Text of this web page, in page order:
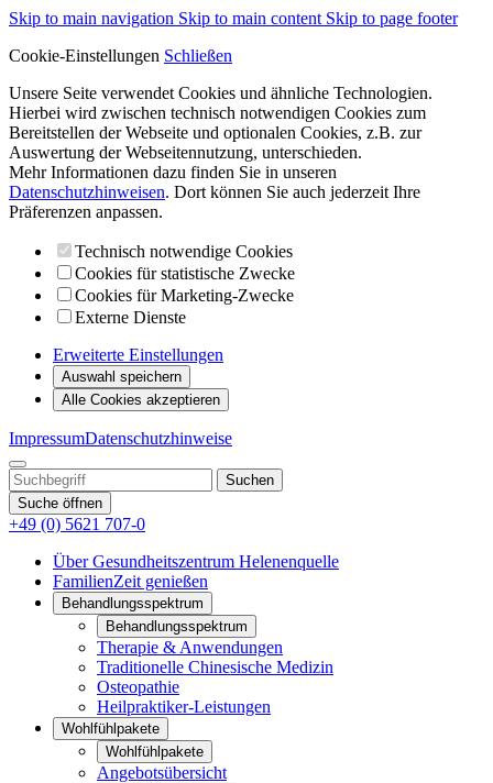
Skip to main navigation Skip to main content Skip to page footer
Cookie-Einstellungen Schließen
Unsere Seite verwendet Cookies und ähnliche Technologien.
Hierbei wird zwischen technisch notwendigen Cookies zum
Bereitstellen der Webseite und optionalen Cookies, z.B. zur
Auswertung der Webseitennutzung, unterschieden.
Mehr Informationen dazu finden Sie in unseren
Datenschutzhinweisen. Dort können Sie auch jederzeit Ihre
Präferenzen anpassen.
Technisch notwendige Cookies
Cookies für statistische Zwecke
Cookies für Marketing-Zwecke
Externe Dienste
Erweiterte Einstellungen
Auswahl speichern
Alle Cookies akzeptieren
ImpressumDatenschutzhinweise
Suche öffnen
+49 (0) 5621 707-0
Über Gesundheitszentrum Helenenquelle
FamilienZeit genießen
Behandlungsspektrum
Behandlungsspektrum
Therapie & Anwendungen
Traditionelle Chinesische Medizin
Osteopathie
Heilpraktiker-Leistungen
Wohlfühlpakete
Wohlfühlpakete
Angebotsübersicht